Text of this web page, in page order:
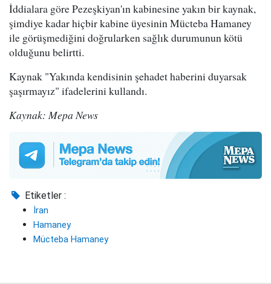
İddialara göre Pezeşkiyan'ın kabinesine yakın bir kaynak,
şimdiye kadar hiçbir kabine üyesinin Mücteba Hamaney
ile görüşmediğini doğrularken sağlık durumunun kötü
olduğunu belirtti.
Kaynak "Yakında kendisinin şehadet haberini duyarsak
şaşırmayız" ifadelerini kullandı.
Kaynak: Mepa News
Etiketler :
İran
Hamaney
Mücteba Hamaney